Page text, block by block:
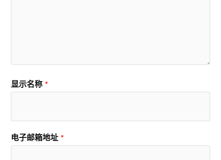
显示名称 *
电子邮箱地址 *